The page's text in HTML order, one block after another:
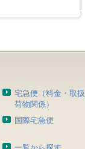
宅急便（料金・取扱
荷物関係）
国際宅急便